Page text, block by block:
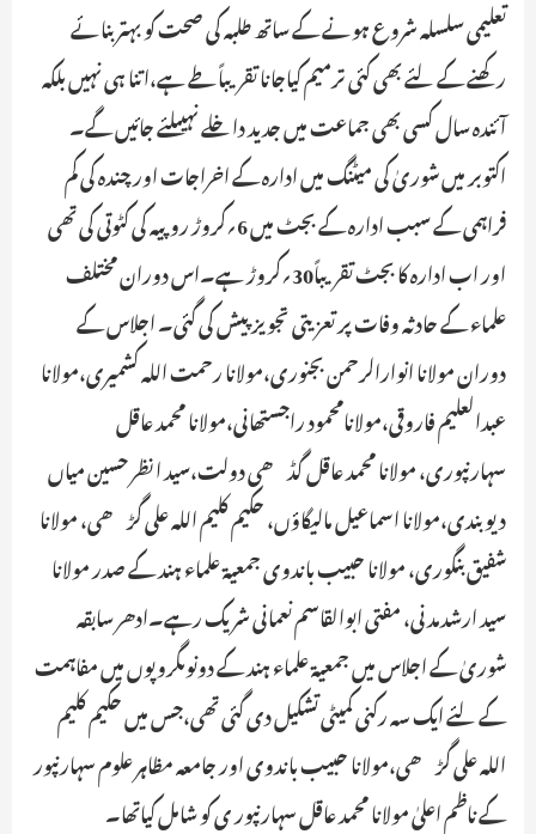
تعلیمی سلسلہ شروع ہونے کے ساتھ طلبہ کی صحت کو بہتر بنائے
رکھنے کے لئے بھی کئی ترمیم کیاجانا تقریباً طے ہے،اتنا ہی نہیں بلکہ
آئندہ سال کسی بھی جماعت میں جدید داخلے نہیںلئے جائیں گے۔
اکتوبر میں شوریٰ کی میٹنگ میں ادارہ کے اخراجات اور چندہ کی کم
فراہمی کے سبب ادارہ کے بجٹ میں 6؍کروڑ روپیہ کی کٹوتی کی تھی
اور اب ادارہ کا بجٹ تقریباً30؍کروڑ ہے۔اس دوران مختلف
علماء کے حادثہ وفات پر تعزیتی تجویز پیش کی گئی۔ اجلاس کے
دوران مولانا انوارالرحمن بجنوری،مولانا رحمت اللہ کشمیری،مولانا
عبدالعلیم فاروقی،مولانامحمود راجستھانی،مولانا محمد عاقل
سہارنپوری، مولانا محمد عاقل گڈھی دولت،سید انظر حسین میاں
دیوبندی،مولانا اسماعیل مالیگاؤں، حکیم کلیم اللہ علی گڑھی، مولانا
شفیق بنگوری، مولانا حبیب باندوی جمعیۃ علماء ہند کے صدر مولانا
سید ارشدمدنی، مفتی ابوالقاسم نعمانی شریک رہے۔ادھر سابقہ
شوریٰ کے اجلاس میں جمعیۃ علماء ہند کے دونوںگروپوں میں مفاہمت
کے لئے ایک سہ رکنی کمیٹی تشکیل دی گئی تھی،جس میں حکیم کلیم
اللہ علی گڑھی،مولانا حبیب باندوی اور جامعہ مظاہر علوم سہارنپور
کے ناظم اعلیٰ مولانا محمد عاقل سہارنپور ی کو شامل کیاتھا۔